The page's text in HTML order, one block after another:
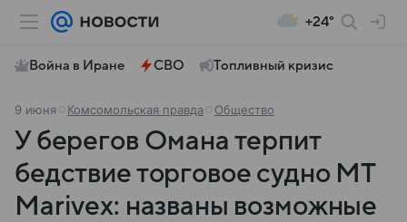
+24°
Война в Иране СВО Топливный кризис
9 июня Комсомольская правда Общество
У берегов Омана терпит
бедствие торговое судно MT
Marivex: названы возможные